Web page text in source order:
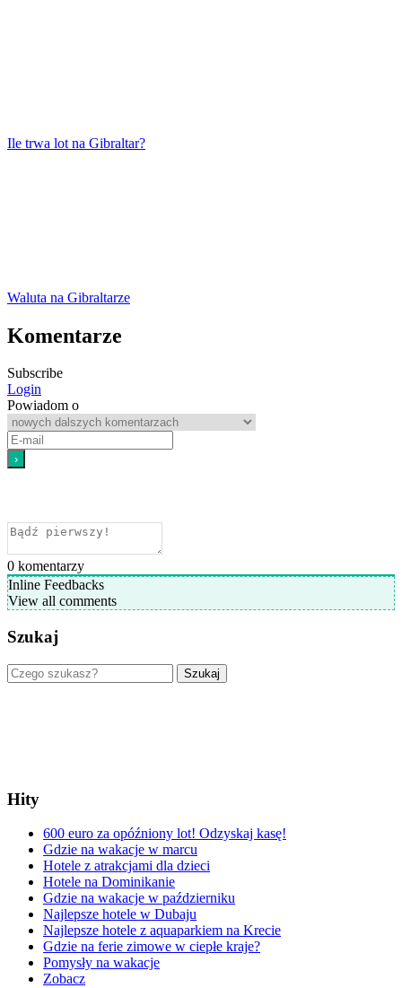
Ile trwa lot na Gibraltar?
Waluta na Gibraltarze
Komentarze
Subscribe
Login
Powiadom o
0 komentarzy
Inline Feedbacks
View all comments
Szukaj
Szukaj
Hity
600 euro za opóźniony lot! Odzyskaj kasę!
Gdzie na wakacje w marcu
Hotele z atrakcjami dla dzieci
Hotele na Dominikanie
Gdzie na wakacje w październiku
Najlepsze hotele w Dubaju
Najlepsze hotele z aquaparkiem na Krecie
Gdzie na ferie zimowe w ciepłe kraje?
Pomysły na wakacje
Zobacz